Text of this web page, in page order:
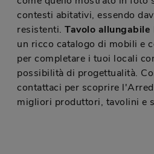
contesti abitativi, essendo
resistenti. Tavolo allungabile
un ricco catalogo di mobili e
per completare i tuoi locali
possibilità di progettualità.
contattaci per scoprire
migliori produttori, tavolini e